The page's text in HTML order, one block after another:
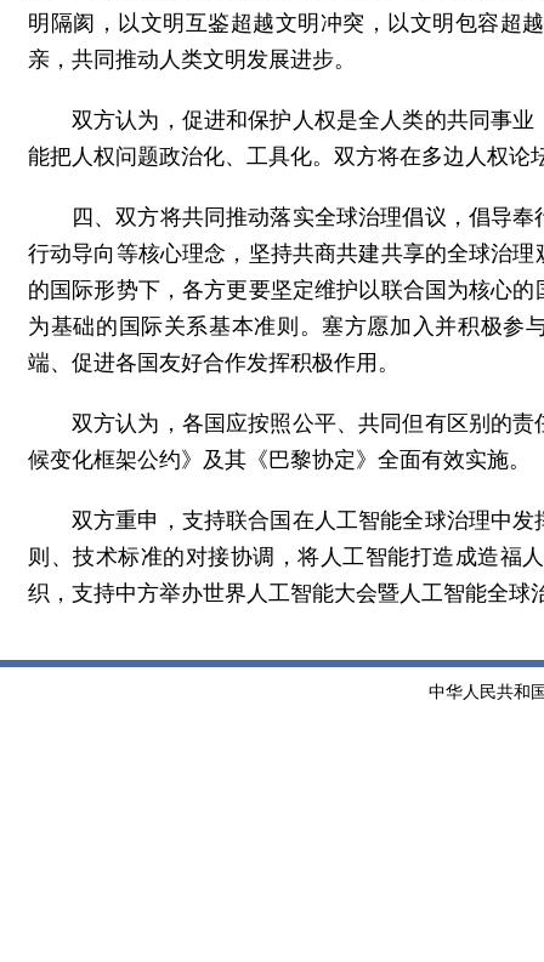
明隔阂，以文明互鉴超越文明冲突，以文明包容超
亲，共同推动人类文明发展进步。
双方认为，促进和保护人权是全人类的共同事
能把人权问题政治化、工具化。双方将在多边人权
四、双方将共同推动落实全球治理倡议，倡导
行动导向等核心理念，坚持共商共建共享的全球治
的国际形势下，各方更要坚定维护以联合国为核心
为基础的国际关系基本准则。塞方愿加入并积极参
端、促进各国友好合作发挥积极作用。
双方认为，各国应按照公平、共同但有区别的
候变化框架公约》及其《巴黎协定》全面有效实施。
双方重申，支持联合国在人工智能全球治理中
则、技术标准的对接协调，将人工智能打造成造福
织，支持中方举办世界人工智能大会暨人工智能全球
中华人民共和